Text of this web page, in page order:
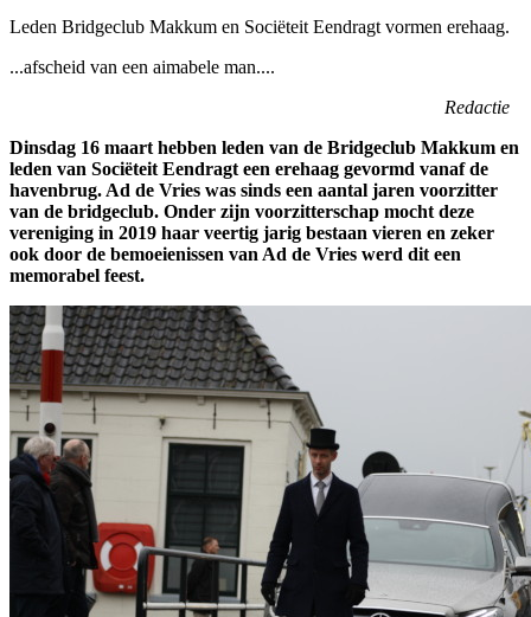
Leden Bridgeclub Makkum en Sociëteit Eendragt vormen erehaag.
...afscheid van een aimabele man....
Redactie
Dinsdag 16 maart hebben leden van de Bridgeclub Makkum en
leden van Sociëteit Eendragt een erehaag gevormd vanaf de
havenbrug. Ad de Vries was sinds een aantal jaren voorzitter
van de bridgeclub. Onder zijn voorzitterschap mocht deze
vereniging in 2019 haar veertig jarig bestaan vieren en zeker
ook door de bemoeienissen van Ad de Vries werd dit een
memorabel feest.